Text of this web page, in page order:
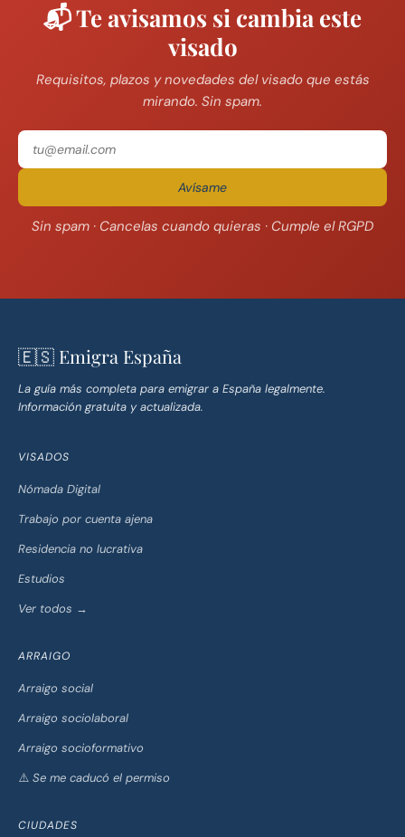
📬 Te avisamos si cambia este
visado
Requisitos, plazos y novedades del visado que estás
mirando. Sin spam.
Avísame
Sin spam · Cancelas cuando quieras · Cumple el RGPD
🇪🇸 Emigra España
La guía más completa para emigrar a España legalmente.
Información gratuita y actualizada.
VISADOS
Nómada Digital
Trabajo por cuenta ajena
Residencia no lucrativa
Estudios
Ver todos →
ARRAIGO
Arraigo social
Arraigo sociolaboral
Arraigo socioformativo
⚠️ Se me caducó el permiso
CIUDADES